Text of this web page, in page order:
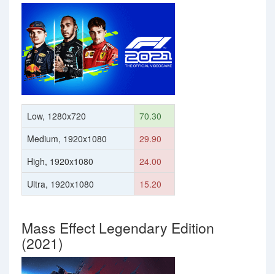
Low, 1280x720
70.30
Medium, 1920x1080
29.90
High, 1920x1080
24.00
Ultra, 1920x1080
15.20
Mass Effect Legendary Edition
(2021)